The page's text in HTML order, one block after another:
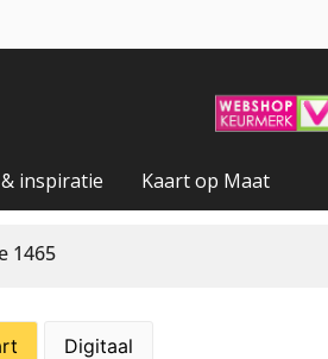
inspiratie Kaart op Maat
1465
Digitaal